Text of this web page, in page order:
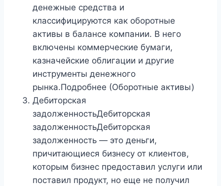
денежные средства и
классифицируются как оборотные
активы в балансе компании. В него
включены коммерческие бумаги,
казначейские облигации и другие
инструменты денежного
рынка.Подробнее (Оборотные активы)
Дебиторская
задолженностьДебиторская
задолженностьДебиторская
задолженность — это деньги,
причитающиеся бизнесу от клиентов,
которым бизнес предоставил услуги или
поставил продукт, но еще не получил